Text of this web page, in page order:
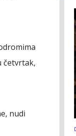
četvrtak,
nudi